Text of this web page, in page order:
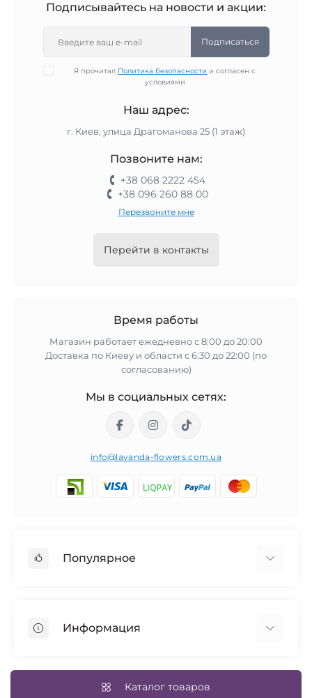
Подписывайтесь на новости и акции:
Подписаться
Я прочитал Политика безопасности и согласен с
условиями
Наш адрес:
г. Киев, улица Драгоманова 25 (1 этаж)
Позвоните нам:
+38 068 2222 454
+38 096 260 88 00
Перезвоните мне
Перейти в контакты
Время работы
Магазин работает ежедневно с 8:00 до 20:00
Доставка по Киеву и области с 6:30 до 22:00 (по
согласованию)
Мы в социальных сетях:
info@lavanda-flowers.com.ua
Популярное
14 февраля
Синие розы
Свадебный букет
Информация
Доставка и оплата
Каталог товаров